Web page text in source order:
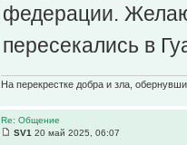
федерации.
пересекались в
На перекрестке добра и зла,
Re: Общение
SV1 20 май 2025, 06:07